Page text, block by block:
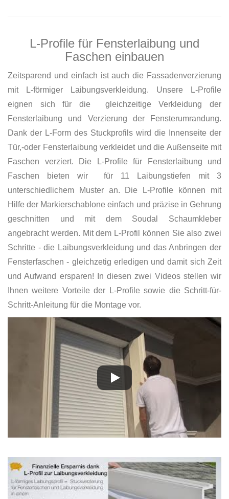
L-Profile für Fensterlaibung und
Faschen einbauen
Zeitsparend und einfach ist auch die Fassadenverzierung
mit L-förmiger Laibungsverkleidung. Unsere L-Profile
eignen sich für die gleichzeitige Verkleidung der
Fensterlaibung und Verzierung der Fensterumrandung.
Dank der L-Form des Stuckprofils wird die Innenseite der
Tür,-oder Fensterlaibung verkleidet und die Außenseite mit
Faschen verziert. Die L-Profile für Fensterlaibung und
Faschen bieten wir für 11 Laibungstiefen mit 3
unterschiedlichem Muster an. Die L-Profile können mit
Hilfe der Markierschablone einfach und präzise in Gehrung
geschnitten und mit dem Soudal Schaumkleber
angebracht werden. Mit dem L-Profil können Sie also zwei
Schritte - die Laibungsverkleidung und das Anbringen der
Fensterfaschen - gleichzetig erledigen und damit sich Zeit
und Aufwand ersparen! In diesen zwei Videos stellen wir
Ihnen weitere Vorteile der L-Profile sowie die Schritt-für-
Schritt-Anleitung für die Montage vor.